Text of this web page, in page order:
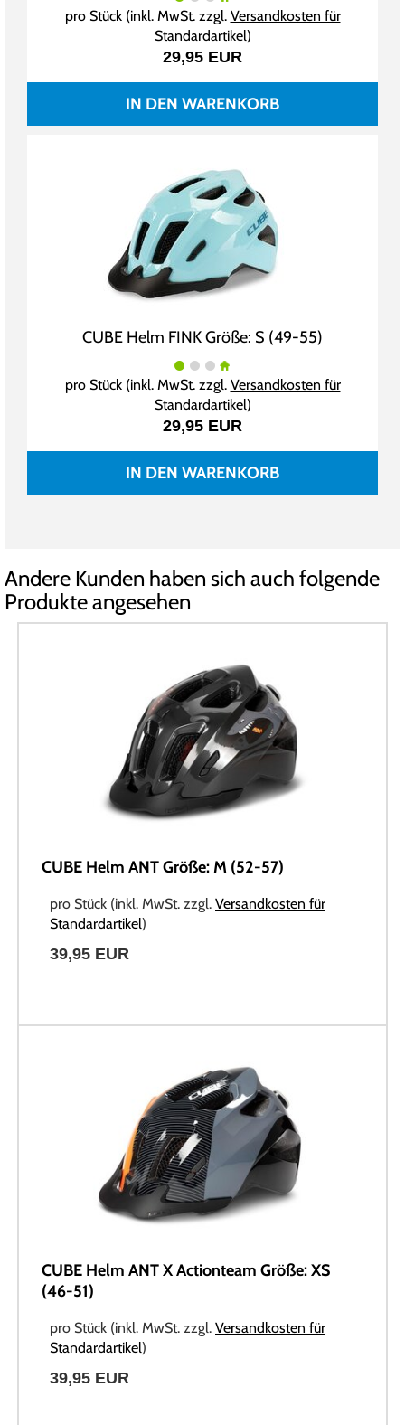
pro Stück (inkl. MwSt. zzgl. Versandkosten für
Standardartikel)
29,95 EUR
IN DEN WARENKORB
CUBE Helm FINK Größe: S (49-55)
pro Stück (inkl. MwSt. zzgl. Versandkosten für
Standardartikel)
29,95 EUR
IN DEN WARENKORB
Andere Kunden haben sich auch folgende
Produkte angesehen
CUBE Helm ANT Größe: M (52-57)
pro Stück (inkl. MwSt. zzgl. Versandkosten für
Standardartikel)
39,95 EUR
CUBE Helm ANT X Actionteam Größe: XS
(46-51)
pro Stück (inkl. MwSt. zzgl. Versandkosten für
Standardartikel)
39,95 EUR